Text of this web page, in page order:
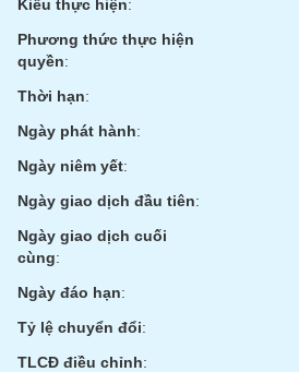
Kiểu thực hiện:
Phương thức thực hiện
quyền:
Thời hạn:
Ngày phát hành:
Ngày niêm yết:
Ngày giao dịch đầu tiên:
Ngày giao dịch cuối
cùng:
Ngày đáo hạn:
Tỷ lệ chuyển đổi:
TLCĐ điều chỉnh: